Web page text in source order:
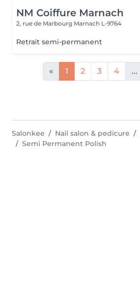
NM Coiffure Marnach
2, rue de Marbourg Marnach L-9764
Retrait semi-permanent
« 1 2 3 4 ...
Salonkee Nail salon & pedicure
Semi Permanent Polish